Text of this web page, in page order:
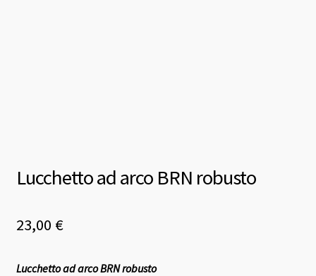
Lucchetto ad arco BRN robusto
23,00 €
Lucchetto ad arco BRN robusto